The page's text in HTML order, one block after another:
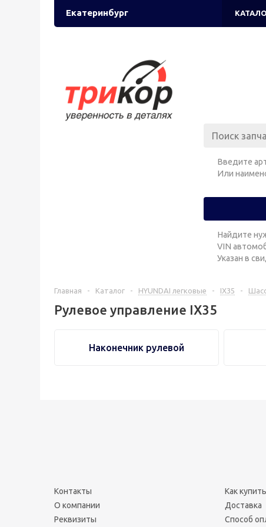
Екатеринбург
Введите
Или
Найдите
VIN
Указан в
Главная - Каталог - HYUNDAI легковые - IX35 -
Рулевое управление IX35
Наконечник рулевой
Контакты
О компании
Реквизиты
Как купить
Доставка
Способ